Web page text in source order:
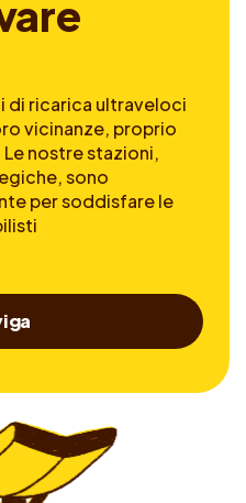
are
di ricarica ultraveloci
vicinanze, proprio
nostre stazioni,
sono
per soddisfare le